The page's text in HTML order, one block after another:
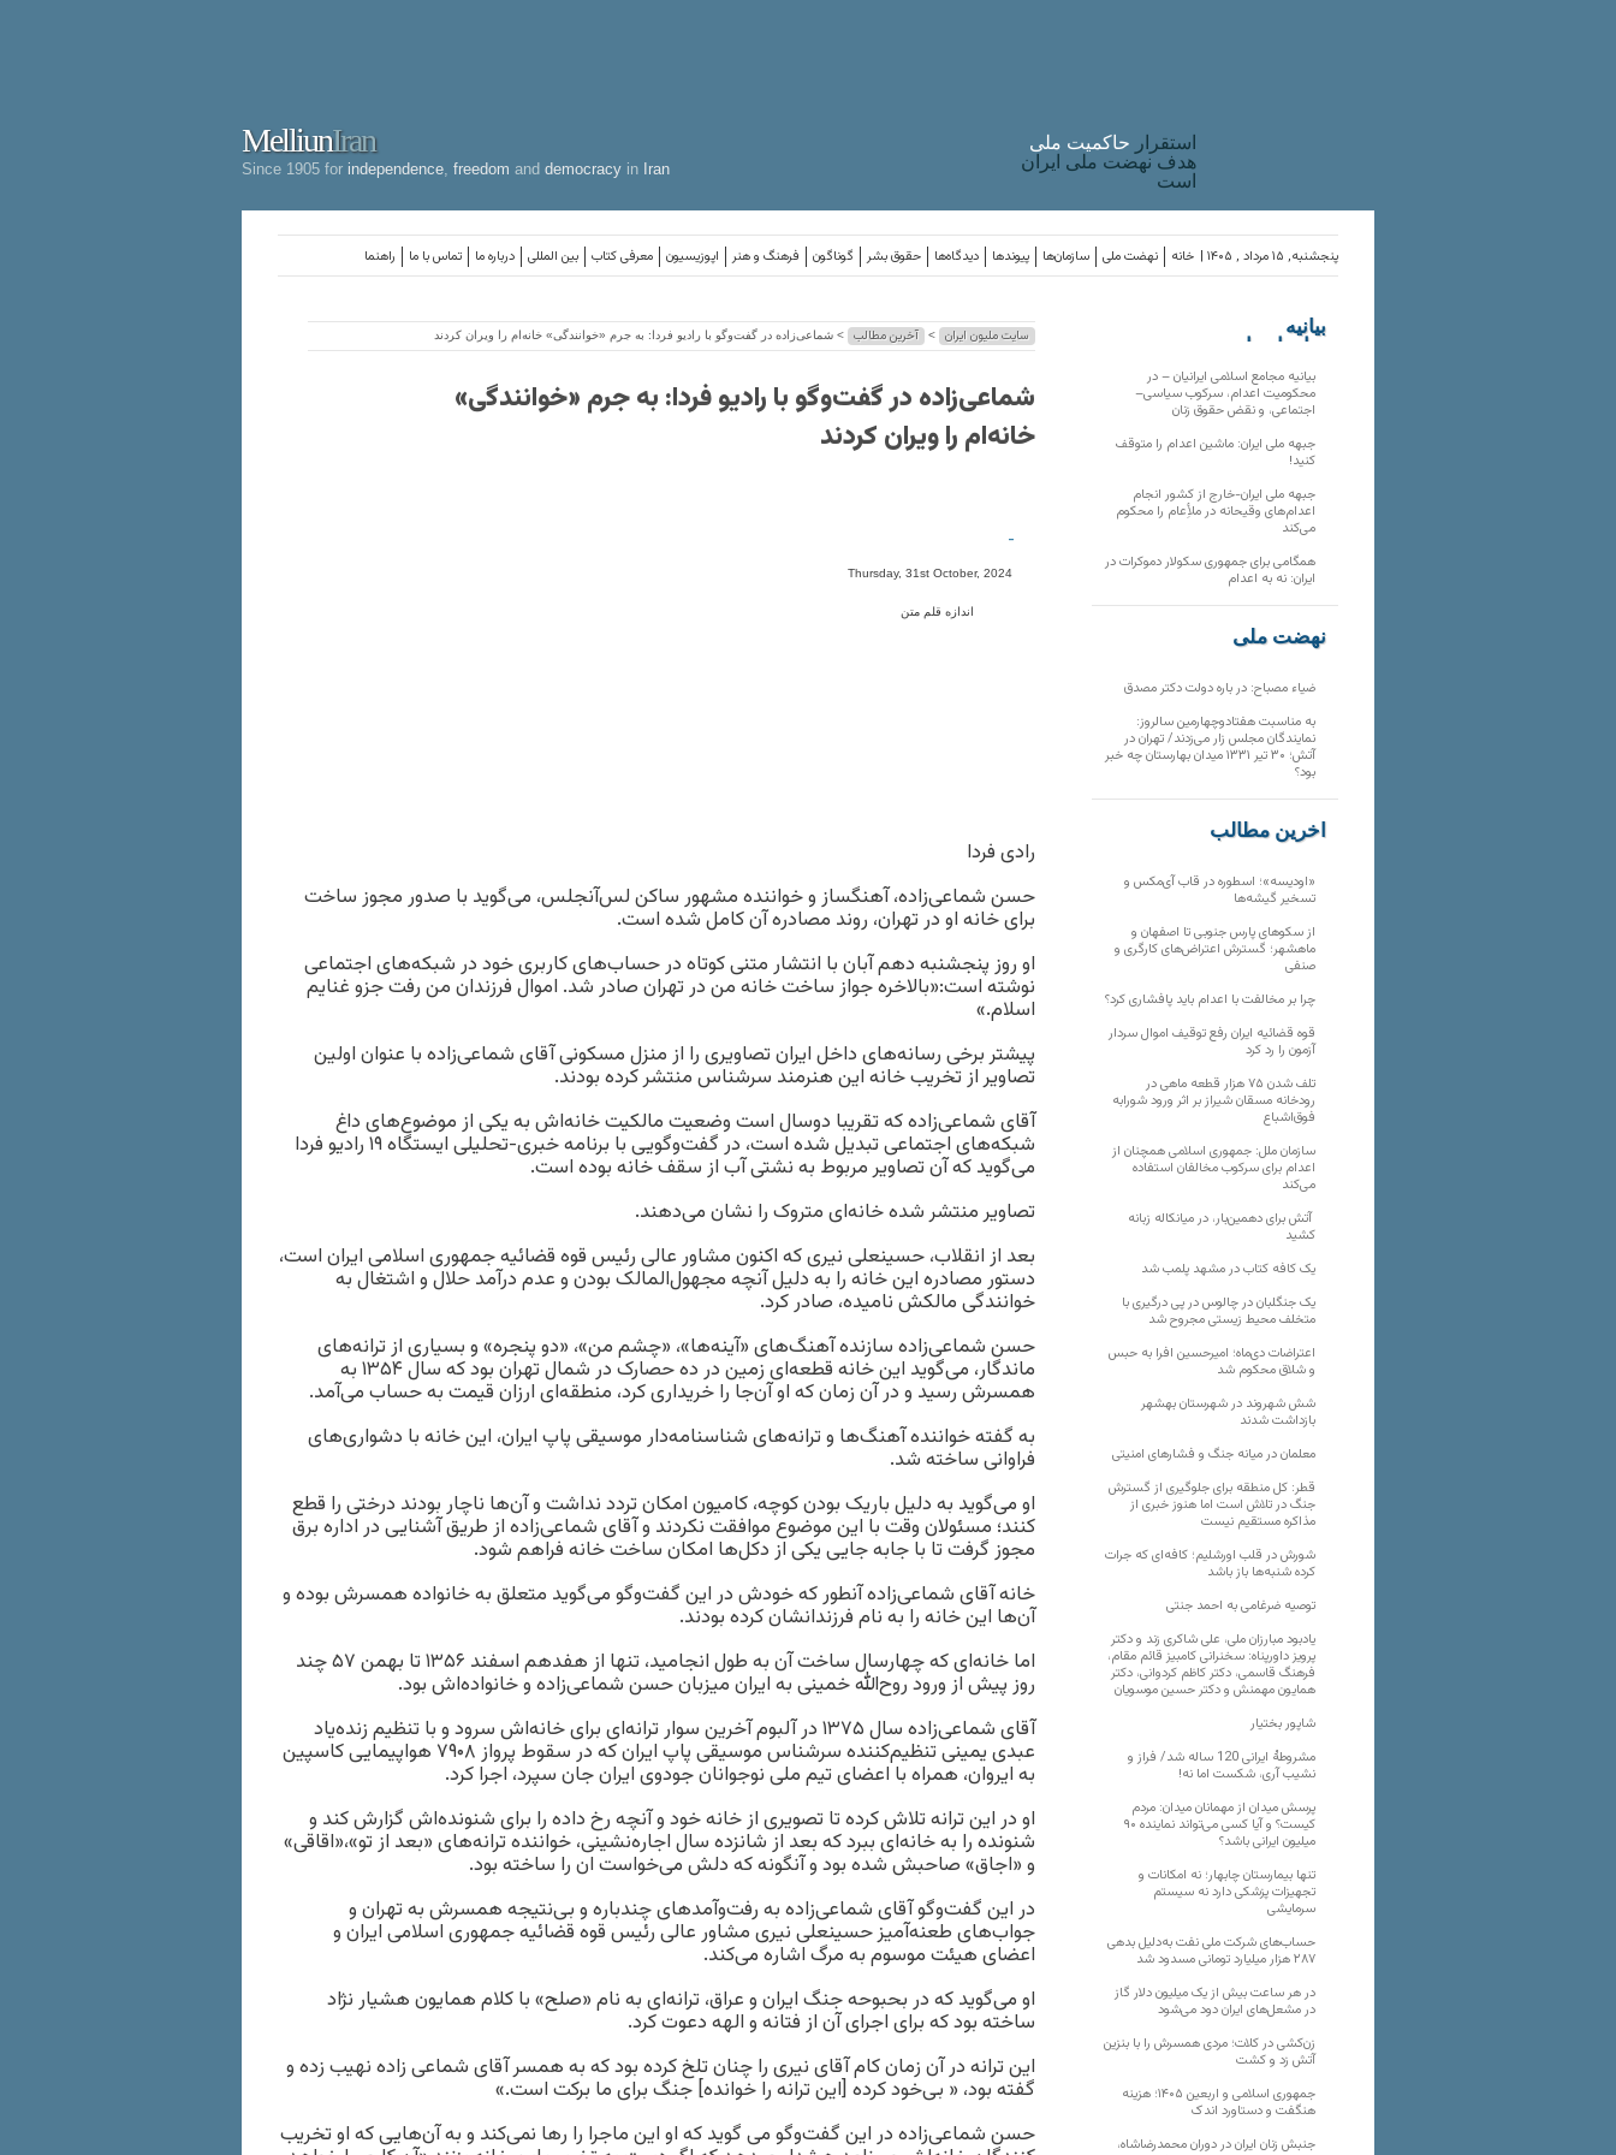
MelliunIran
Since 1905 for independence freedom and democracy in Iran
استقرار حاکميت ملی
هدف نهضت ملی ایران
است
راهنما تماس با ما درباره ما بین المللی معرفی کتاب اپوزیسیون فرهنگ و هنر گوناگون حقوق بشر دیدگاه‌ها پیوندها سازمان‌ها نهضت ملی خانه پنجشنبه, ۱۵ مرداد , ۱۴۰۵ |
سایت ملیون ایران > آخرین مطالب > شماعی‌زاده در گفت‌وگو با رادیو فردا: به جرم «خوانندگی» خانه‌ام را ویران کردند
شماعی‌زاده در گفت‌وگو با رادیو فردا: به جرم «خوانندگی»
خانه‌ام را ویران کردند
-
Thursday, 31st October, 2024
اندازه قلم متن
رادی فردا
حسن شماعی‌زاده، آهنگساز و خواننده مشهور ساکن لس‌آنجلس، می‌گوید با صدور مجوز ساخت
برای خانه او در تهران، روند مصادره آن کامل شده است.
او روز پنجشنبه دهم آبان با انتشار متنی کوتاه در حساب‌های کاربری خود در شبکه‌های اجتماعی
نوشته است:«بالاخره جواز ساخت خانه من در تهران صادر شد. اموال فرزندان من رفت جزو غنایم
اسلام.»
پیشتر برخی رسانه‌های داخل ایران تصاویری را از منزل مسکونی آقای شماعی‌زاده با عنوان اولین
تصاویر از تخریب خانه این هنرمند سرشناس منتشر کرده بودند.
آقای شماعی‌زاده که تقریبا دوسال است وضعیت مالکیت خانه‌اش به یکی از موضوع‌های داغ
شبکه‌های اجتماعی تبدیل شده است، در گفت‌وگویی با برنامه خبری-تحلیلی ایستگاه ۱۹ رادیو فردا
می‌گوید که آن تصاویر مربوط به نشتی آب از سقف خانه بوده است.
تصاویر منتشر شده‌ خانه‌ای متروک را نشان می‌دهند.
بعد از انقلاب، حسینعلی نیری که اکنون مشاور عالی رئیس قوه قضائیه جمهوری اسلامی ایران است،
دستور مصادره این خانه را به دلیل آنچه مجهول‌المالک بودن و عدم درآمد حلال و اشتغال به
خوانندگی مالکش نامیده، صادر کرد.
حسن شماعی‌زاده سازنده آهنگ‌های «آینه‌ها»، «چشم من»، «دو پنجره» و بسیاری از ترانه‌های
ماندگار، می‌گوید این خانه قطعه‌ای زمین در ده حصارک در شمال تهران بود که سال ۱۳۵۴ به
همسرش رسید و در آن زمان که او آن‌جا را خریداری کرد، منطقه‌ای ارزان قیمت به حساب می‌آمد.
به گفته خواننده آهنگ‌ها و ترانه‌های شناسنامه‌دار موسیقی پاپ ایران، این خانه با دشواری‌های
فراوانی ساخته شد.
او می‌گوید به دلیل باریک بودن کوچه، کامیون امکان تردد نداشت و آن‌ها ناچار بودند درختی را قطع
کنند؛ مسئولان وقت با این موضوع موافقت نکردند و آقای شماعی‌زاده از طریق آشنایی در اداره برق
مجوز گرفت تا با جابه جایی یکی از دکل‌ها امکان ساخت خانه فراهم شود.
خانه آقای شماعی‌زاده آنطور که خودش در این گفت‌وگو می‌گوید متعلق به خانواده همسرش بوده و
آن‌ها این خانه را به نام فرزندانشان کرده بودند.
اما خانه‌ای که چهارسال ساخت آن به طول انجامید، تنها از هفدهم اسفند ۱۳۵۶ تا بهمن ۵۷ چند
روز پیش از ورود روح‌الله خمینی به ایران میزبان حسن شماعی‌زاده و خانواده‌اش بود.
آقای شماعی‌زاده سال ۱۳۷۵ در آلبوم آخرین سوار ترانه‌ای برای خانه‌اش سرود و با تنظیم زنده‌یاد
عبدی یمینی تنظیم‌کننده سرشناس موسیقی پاپ ایران که در سقوط پرواز ۷۹۰۸ هواپیمایی کاسپین
به ایروان، همراه با اعضای تیم ملی نوجوانان جودوی ایران جان سپرد، اجرا کرد.
او در این ترانه تلاش کرده تا تصویری از خانه خود و آنچه رخ داده را برای شنونده‌اش گزارش کند و
شنونده را به خانه‌ای ببرد که بعد از شانزده سال اجاره‌نشینی، خواننده ترانه‌های «بعد از تو»،«اقاقی»
و «اجاق» صاحبش شده بود و آنگونه که دلش می‌خواست ان را ساخته بود.
در این گفت‌وگو آقای شماعی‌زاده به رفت‌وآمدهای چندباره و بی‌نتیجه همسرش به تهران و
جواب‌های طعنه‌آمیز حسینعلی نیری مشاور عالی رئیس قوه قضائیه جمهوری اسلامی ایران و
اعضای هیئت موسوم به مرگ اشاره می‌کند.
او می‌گوید که در بحبوحه جنگ ایران و عراق، ترانه‌ای به نام «صلح» با کلام همایون هشیار نژاد
ساخته بود که برای اجرای آن از فتانه و الهه دعوت کرد.
این ترانه در آن زمان کام آقای نیری را چنان تلخ کرده بود که به همسر آقای شماعی زاده نهیب زده و
گفته بود، « بی‌خود کرده [این ترانه را خوانده] جنگ برای ما برکت است.»
حسن شماعی‌زاده در این گفت‌وگو می گوید که او این ماجرا را رها نمی‌کند و به آن‌هایی که او تخریب
بیانیه
سازمان‌های
بیانیه مجامع اسلامی ایرانیان – در
محکومیت اعدام، سرکوب سیاسی–
اجتماعی، و نقض حقوق زنان
جبهه ملی ایران: ماشین اعدام را متوقف
کنید!
جبهه ملی ایران-خارج از کشور انجام
اعدام‌های وقیحانه در ملأِعام را محکوم
می‌کند
همگامی برای جمهوری سکولار دموکرات در
ایران: نه به اعدام
نهضت ملی
ضیاء مصباح: در باره دولت دکتر مصدق
به مناسبت هفتادوچهارمین سالروز:
نمایندگان مجلس زار می‌زدند/ تهران در
آتش؛ ۳۰ تیر ۱۳۳۱ میدان بهارستان چه خبر
بود؟
آخرین مطالب
«اودیسه»؛ اسطوره در قاب آی‌مکس و
تسخیر گیشه‌ها
از سکوهای پارس جنوبی تا اصفهان و
ماهشهر؛ گسترش اعتراض‌های کارگری و
صنفی
چرا بر مخالفت با اعدام باید پافشاری کرد؟
قوه قضائیه ایران رفع توقیف اموال سردار
آزمون را رد کرد
تلف شدن ۷۵ هزار قطعه ماهی در
رودخانه مسقان شیراز بر اثر ورود شورابه
فوق‌اشباع
سازمان ملل: جمهوری اسلامی همچنان از
اعدام برای سرکوب مخالفان استفاده
می‌کند
آتش برای دهمین‌بار، در میانکاله زبانه
کشید
یک کافه کتاب در مشهد پلمب شد
یک جنگلبان در چالوس در پی درگیری با
متخلف محیط زیستی مجروح شد
اعتراضات دی‌ماه؛ امیرحسین افرا به حبس
و شلاق محکوم شد
شش شهروند در شهرستان بهشهر
بازداشت شدند
معلمان در میانه جنگ و فشارهای امنیتی
قطر: کل منطقه برای جلوگیری از گسترش
جنگ در تلاش است اما هنوز خبری از
مذاکره مستقیم نیست
شورش در قلب اورشلیم؛ کافه‌ای که جرات
کرده شنبه‌ها باز باشد
توصیه ضرغامی به احمد جنتی
یادبود مبارزان ملی، علی شاکری زند و دکتر
پرویز داورپناه: سخنرانی کامبیز قائم مقام،
فرهنگ قاسمی، دکتر کاظم کردوانی، دکتر
همایون مهمنش و دکتر حسین موسویان
شاپور بختیار
مشروطۀ ایرانی 120 ساله شد/ فراز و
نشیب آری، شکست اما نه!
پرسش میدان از مهمانان میدان: مردم
کیست؟ و آیا کسی می‌تواند نماینده ۹۰
میلیون ایرانی باشد؟
تنها بیمارستان چابهار؛ نه امکانات و
تجهیزات پزشکی دارد نه سیستم
سرمایشی
حساب‌های شرکت ملی نفت به‌دلیل بدهی
۲۸۷ هزار میلیارد تومانی مسدود شد
در هر ساعت بیش از یک میلیون دلار گاز
در مشعل‌های ایران دود می‌شود
زن‌کشی در کلات؛ مردی همسرش را با بنزین
آتش زد و کشت
جمهوری اسلامی و اربعین ۱۴۰۵؛ هزینه
هنگفت و دستاورد اندک
جنبش زنان ایران در دوران محمدرضاشاه،